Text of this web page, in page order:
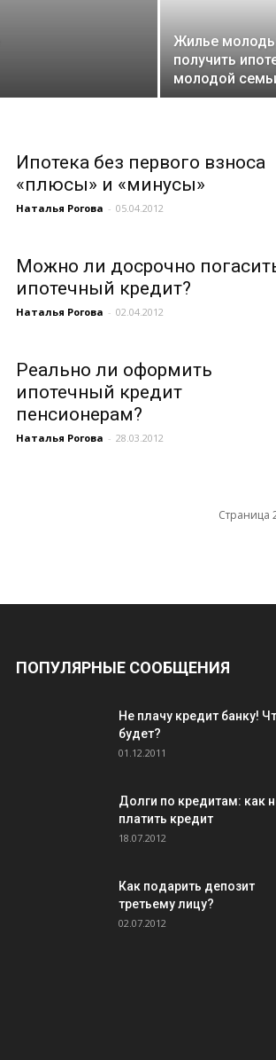
Жилье
получить
молодой
Ипотека без первого взноса
«плюсы» и «минусы»
Наталья Рогова - 05.04.2012
Можно ли досрочно
ипотечный кредит?
Наталья Рогова - 02.04.2012
Реально ли оформить
ипотечный кредит
пенсионерам?
Наталья Рогова - 28.03.2012
Страница
ПОПУЛЯРНЫЕ СООБЩЕНИЯ
Не плачу кредит банку!
будет?
01.12.2011
Долги по кредитам: как
платить кредит
18.07.2012
Как подарить депозит
третьему лицу?
02.07.2012